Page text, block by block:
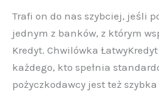
Trafi on do nas szybciej, jeśli
jednym z banków, z którym
Kredyt. Chwilówka
każdego, kto spełnia
pożyczkodawcy jest też